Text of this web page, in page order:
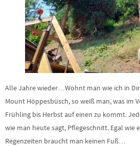
Alle Jahre wieder…Wohnt man wie ich in
Mount Höppesbüsch, so weiß man, was im
Frühling bis Herbst auf einen zu kommt.
wie man heute sagt, Pflegeschnitt. Egal wie
Regenzeiten braucht man keinen Fuß…